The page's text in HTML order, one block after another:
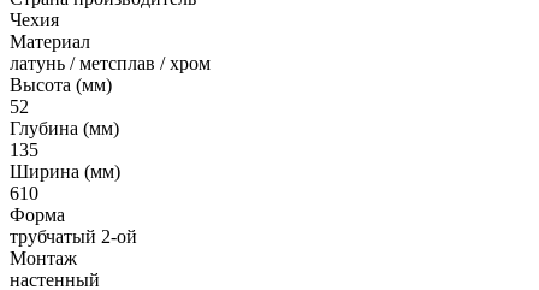
Чехия
Материал
латунь / метсплав / хром
Высота (мм)
52
Глубина (мм)
135
Ширина (мм)
610
Форма
трубчатый 2-ой
Монтаж
настенный
Гофрированные трубы и манжеты для унитаза
Сифоны
Развернуть(2)
Смесители и комплектующие
Россинка-ТВК
Смесители для ванной комнаты
Смесители для кухни
Унитазы. писсуары. биде